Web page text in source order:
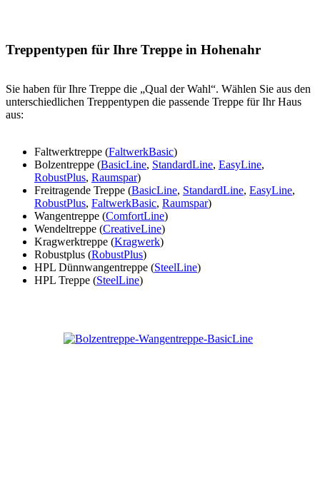
Treppentypen für Ihre Treppe in Hohenahr
Sie haben für Ihre Treppe die „Qual der Wahl“. Wählen Sie aus den
unterschiedlichen Treppentypen die passende Treppe für Ihr Haus
aus:
Faltwerktreppe (FaltwerkBasic)
Bolzentreppe (BasicLine, StandardLine, EasyLine,
RobustPlus, Raumspar)
Freitragende Treppe (BasicLine, StandardLine, EasyLine,
RobustPlus, FaltwerkBasic, Raumspar)
Wangentreppe (ComfortLine)
Wendeltreppe (CreativeLine)
Kragwerktreppe (Kragwerk)
Robustplus (RobustPlus)
HPL Dünnwangentreppe (SteelLine)
HPL Treppe (SteelLine)